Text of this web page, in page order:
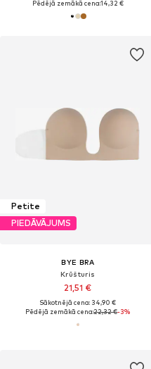
Pēdējā zemākā cena:14,32 €
Petite
PIEDĀVĀJUMS
BYE BRA
Krūšturis
21,51 €
Sākotnējā cena: 34,90 €
Pēdējā zemākā cena:22,32 €-3%